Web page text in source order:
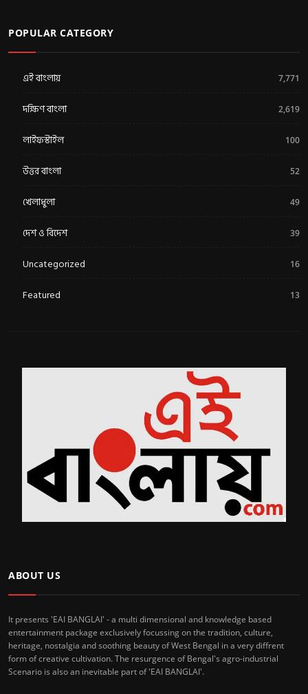
POPULAR CATEGORY
এই বাংলায় 7,771
দক্ষিণ বাংলা 2,619
লাইফস্টাইল 100
উত্তর বাংলা 52
খেলাধুলা 49
দেশ ও বিদেশ 39
Uncategorized 16
Featured 13
ABOUT US
It presents 'EAI BANGLAI' - a multi dimensional and knowledge based
entertainment package exclusively focussing on the tradition, culture,
heritage, nostalgia and soothing beauty of West Bengal in a very diffrent
form of creative cultivation. The resurgence of Bengal's agro-industrial
Scenario is also an inevitable part of 'EAI BANGLAI'.